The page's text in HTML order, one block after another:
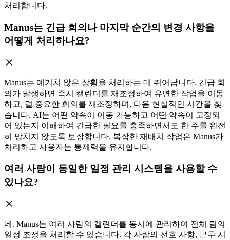
처리합니다.
Manus는 긴급 회의나 마지막 순간의 변경 사항을
어떻게 처리하나요?
Manus는 예기치 않은 상황을 처리하는 데 뛰어납니다. 긴급 회
의가 발생하면 즉시 캘린더를 재조정하여 유연한 작업을 이동
하고, 덜 중요한 회의를 재조정하며, 다음 현실적인 시간을 찾
습니다. AI는 어떤 약속이 이동 가능하고 어떤 약속이 고정되
어 있는지 이해하여 긴급한 필요를 충족하면서도 한 주를 완전
히 망치지 않도록 보장합니다. 복잡한 재배치 작업은 Manus가
처리하고 사용자는 통제력을 유지합니다.
여러 사람이 동일한 일정 관리 시스템을 사용할 수
있나요?
네. Manus는 여러 사람의 캘린더를 동시에 관리하여 전체 팀의
일정 조정을 처리할 수 있습니다. 각 사람의 선호 사항, 근무 시